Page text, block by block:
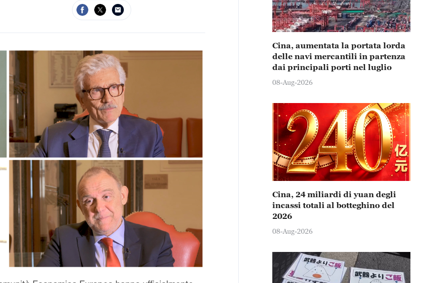
Cina, aumentata la portata lorda
delle navi mercantili in partenza
dai principali porti nel luglio
08-Aug-2026
Cina, 24 miliardi di yuan degli
incassi totali al botteghino del
2026
08-Aug-2026